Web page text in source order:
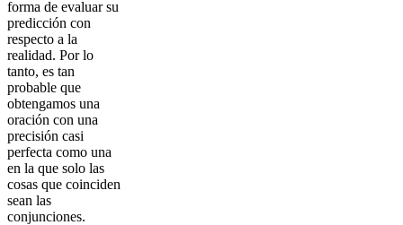
forma de evaluar su
predicción con
respecto a la
realidad. Por lo
tanto, es tan
probable que
obtengamos una
oración con una
precisión casi
perfecta como una
en la que solo las
cosas que coinciden
sean las
conjunciones.